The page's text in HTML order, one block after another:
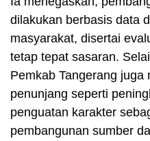
dilakukan berbasis data
masyarakat, disertai
tetap tepat sasaran.
Pemkab Tangerang juga
penunjang seperti
penguatan karakter
pembangunan sumber